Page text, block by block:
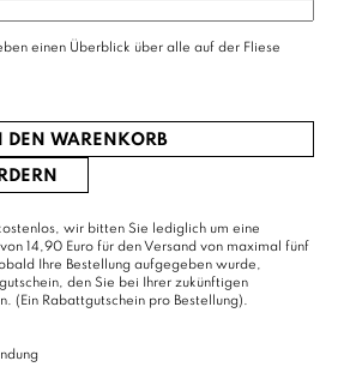
einen Überblick über alle auf der Fliese
DEN WARENKORB
wir bitten Sie lediglich um eine
14,90 Euro für den Versand von maximal fünf
Ihre Bestellung aufgegeben wurde,
den Sie bei Ihrer zukünftigen
(Ein Rabattgutschein pro Bestellung).